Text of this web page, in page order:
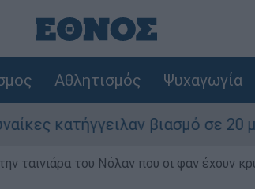
Αθλητισμός Ψυχαγωγία
βιασμό σε 20 μέρες
ταινιάρα του Νόλαν που οι φαν έχουν